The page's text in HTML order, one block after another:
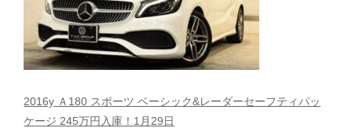
ホーム T.U.C.GROUP
2016y Ａ180 スポーツ ベーシック&レーダーセーフティパッ
ケージ 245万円入庫！1月29日